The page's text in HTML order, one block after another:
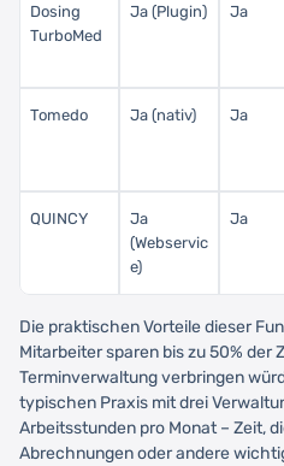
Dosing
TurboMed
Ja (Plugin) Ja
Tomedo Ja (nativ) Ja
QUINCY
Ja
(Webservic
e)
Ja
Die praktischen Vorteile dieser
Mitarbeiter sparen bis zu 50% der
Terminverwaltung verbringen
typischen Praxis mit drei
Arbeitsstunden pro Monat – Zeit,
Abrechnungen oder andere